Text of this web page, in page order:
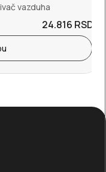
vazduha
24.816 RSD.